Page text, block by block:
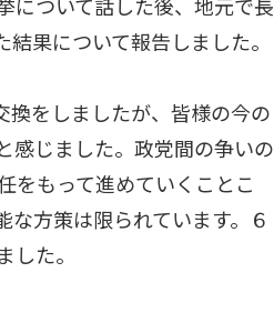
果について報告しました。
換をしましたが、皆様の今の
感じました。政党間の争いの
をもって進めていくことこ
方策は限られています。６
た。